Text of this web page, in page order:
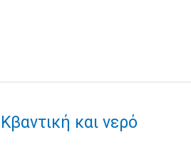
Κβαντική και νερό
Κβαντική